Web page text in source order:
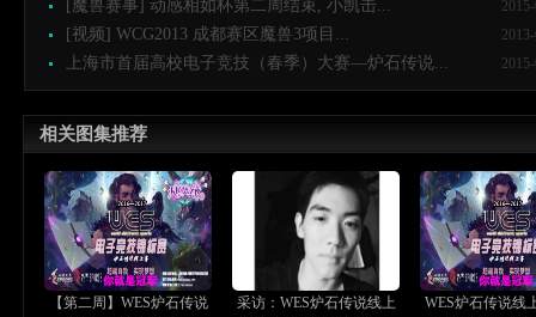
[魔兽赛事] 动感相如杯第二周结束, 小凯击...
[视频] WCG2013 成都赛区魔兽3项目...
上海市首届高校电子竞技（春季）大赛—炉石传说...
相关图集推荐
【第二周】WES炉石传说
采访：WES炉石传说线上
WES炉石传说线